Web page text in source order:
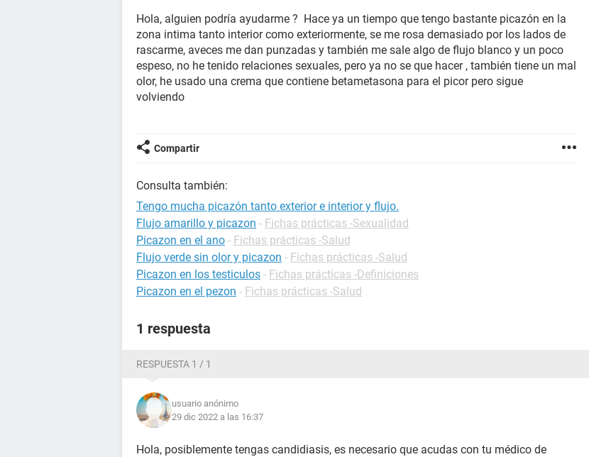
Hola, alguien podría ayudarme ? Hace ya un tiempo que tengo bastante picazón en la
zona intima tanto interior como exteriormente, se me rosa demasiado por los lados de
rascarme, aveces me dan punzadas y también me sale algo de flujo blanco y un poco
espeso, no he tenido relaciones sexuales, pero ya no se que hacer , también tiene un mal
olor, he usado una crema que contiene betametasona para el picor pero sigue
volviendo
Compartir
Consulta también:
Tengo mucha picazón tanto exterior e interior y flujo.
Flujo amarillo y picazon - Fichas prácticas -Sexualidad
Picazon en el ano - Fichas prácticas -Salud
Flujo verde sin olor y picazon - Fichas prácticas -Salud
Picazon en los testiculos - Fichas prácticas -Definiciones
Picazon en el pezon - Fichas prácticas -Salud
1 respuesta
RESPUESTA 1 / 1
usuario anónimo
29 dic 2022 a las 16:37
Hola, posiblemente tengas candidiasis, es necesario que acudas con tu médico de